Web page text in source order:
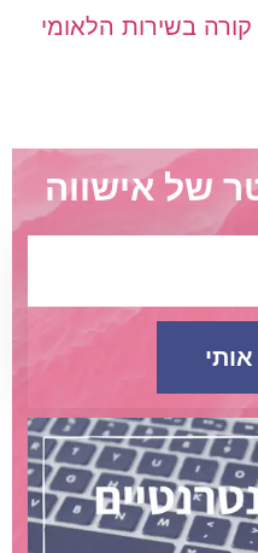
בשירות הלאומי
של אישווה